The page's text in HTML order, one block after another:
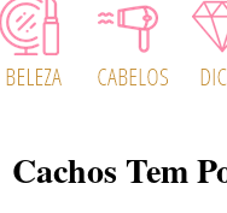
Cachos Tem